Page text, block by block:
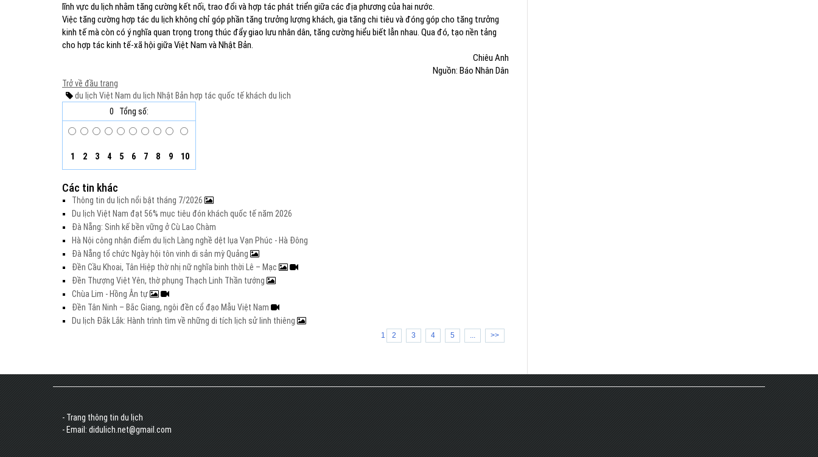
lĩnh vực du lịch nhằm tăng cường kết nối, trao đổi và hợp tác phát triển giữa các địa phương của hai nước.
Việc tăng cường hợp tác du lịch không chỉ góp phần tăng trưởng lượng khách, gia tăng chi tiêu và đóng góp cho tăng trưởng
kinh tế mà còn có ý nghĩa quan trọng trong thúc đẩy giao lưu nhân dân, tăng cường hiểu biết lẫn nhau. Qua đó, tạo nền tảng
cho hợp tác kinh tế-xã hội giữa Việt Nam và Nhật Bản.​
Chiêu Anh
Nguồn: Báo Nhân Dân
Trở về đầu trang
du lịch Việt Nam du lịch Nhật Bản hợp tác quốc tế khách du lịch
0
Tổng số:
1 2 3 4 5 6 7 8 9 10
Các tin khác
Thông tin du lịch nổi bật tháng 7/2026
Du lịch Việt Nam đạt 56% mục tiêu đón khách quốc tế năm 2026
Đà Nẵng: Sinh kế bền vững ở Cù Lao Chàm
Hà Nội công nhận điểm du lịch Làng nghề dệt lụa Vạn Phúc - Hà Đông
Đà Nẵng tổ chức Ngày hội tôn vinh di sản mỳ Quảng
Đền Cầu Khoai, Tân Hiệp thờ nhị nữ nghĩa binh thời Lê – Mạc
Đền Thượng Việt Yên, thờ phụng Thạch Linh Thần tướng
Chùa Lim - Hồng Ân tự
Đền Tân Ninh – Bắc Giang, ngôi đền cổ đạo Mẫu Việt Nam
Du lịch Đắk Lắk: Hành trình tìm về những di tích lịch sử linh thiêng
1 2 3 4 5 ... >>
- Trang thông tin du lịch
- Email: didulich.net@gmail.com